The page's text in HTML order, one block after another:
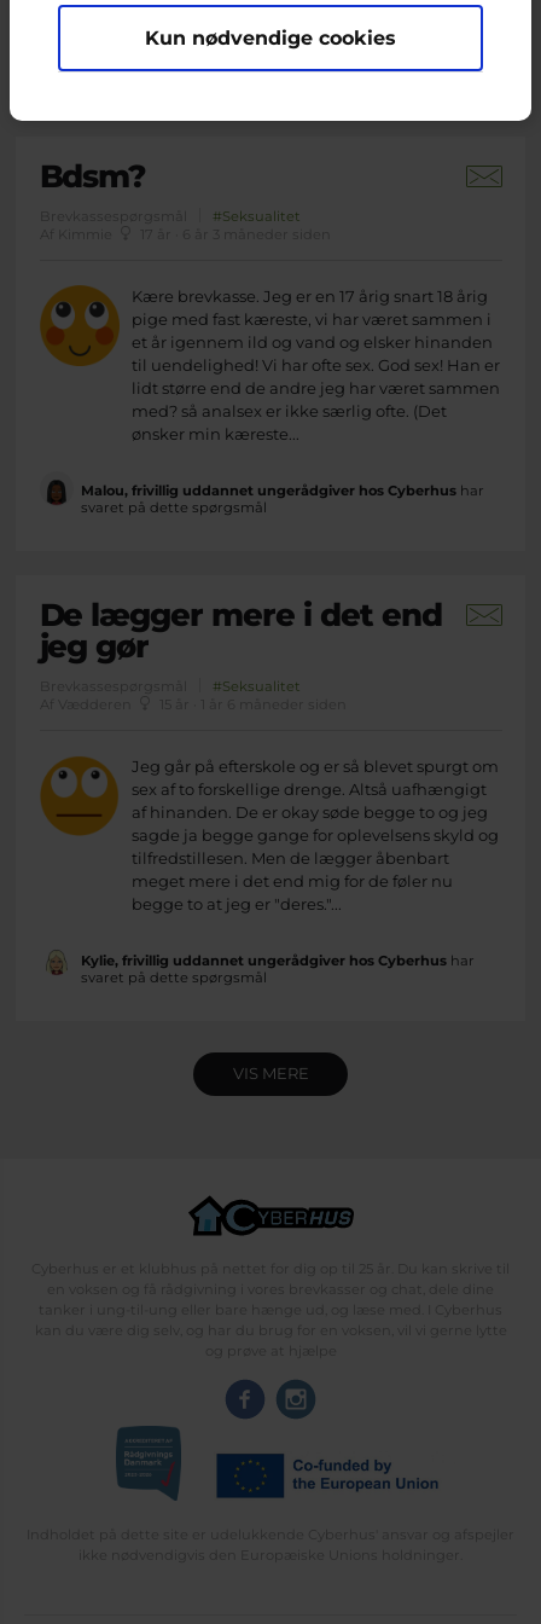
Kun nødvendige cookies
Siv, frivillig uddannet ungerådgiver hos Cyberhus
svaret på dette spørgsmål
Bdsm?
Brevkassespørgsmål
#Seksualitet
Af Kimmie
Kære brevkasse. Jeg er en 17 årig snart 18 årig
pige med fast kæreste, vi har været sammen i
et år igennem ild og vand og elsker hinanden
til uendelighed! Vi har ofte sex. God sex! Han er
lidt større end de andre jeg har været sammen
med? så analsex er ikke særlig ofte. (Det
ønsker min kæreste...
Malou, frivillig uddannet ungerådgiver hos Cyberhushar
svaret på dette spørgsmål
De lægger mere i det end
jeg gør
Brevkassespørgsmål
#Seksualitet
Af Vædderen
15 år · 1 år 6 måneder siden
Jeg går på efterskole og er så blevet spurgt om
sex af to forskellige drenge. Altså uafhængigt
af hinanden. De er okay søde begge to og jeg
sagde ja begge gange for oplevelsens skyld og
tilfredstillesen. Men de lægger åbenbart
meget mere i det end mig for de føler nu
begge to at jeg er "deres."...
Kylie, frivillig uddannet ungerådgiver hos Cyberhushar
svaret på dette spørgsmål
VIS MERE
Cyberhus er et klubhus på nettet for dig op til 25 år. Du kan skrive til
en voksen og få rådgivning i vores brevkasser og chat, dele dine
tanker i ung-til-ung eller bare hænge ud, og læse med. I Cyberhus
kan du være dig selv, og har du brug for en voksen, vil vi gerne lytte
og prøve at hjælpe
Indholdet på dette site er udelukkende Cyberhus' ansvar og afspejler
ikke nødvendigvis den Europæiske Unions holdninger.